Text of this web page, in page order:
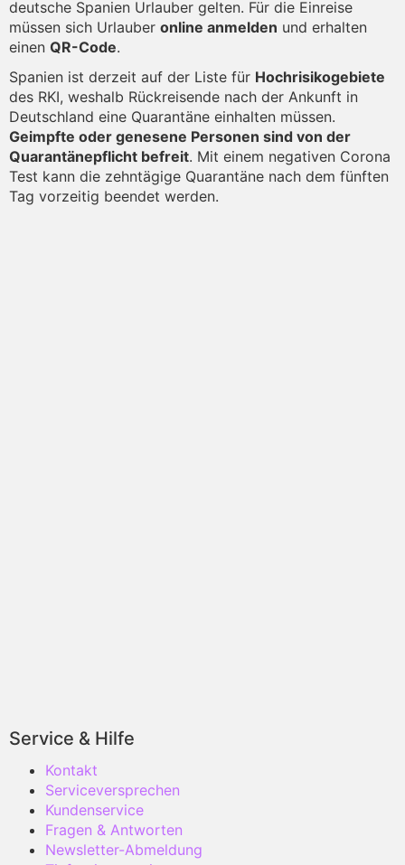
deutsche Spanien Urlauber gelten. Für die Einreise
müssen sich Urlauber online anmelden und erhalten
einen QR-Code.
Spanien ist derzeit auf der Liste für Hochrisikogebiete
des RKI, weshalb Rückreisende nach der Ankunft in
Deutschland eine Quarantäne einhalten müssen.
Geimpfte oder genesene Personen sind von der
Quarantänepflicht befreit. Mit einem negativen Corona
Test kann die zehntägige Quarantäne nach dem fünften
Tag vorzeitig beendet werden.
Service & Hilfe
Kontakt
Serviceversprechen
Kundenservice
Fragen & Antworten
Newsletter-Abmeldung